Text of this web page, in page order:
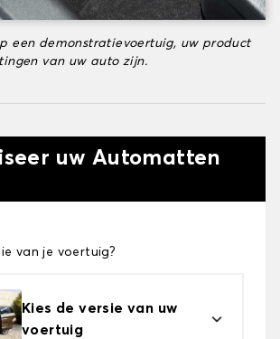
een demonstratievoertuig, uw product
van uw auto zijn.
uw Automatten
van je voertuig?
Kies de versie van uw
voertuig